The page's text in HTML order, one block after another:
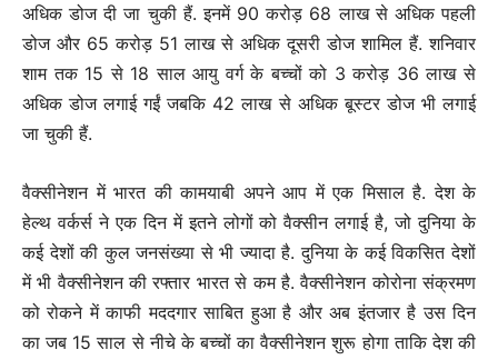
अधिक डोज दी जा चुकी हैं. इनमें 90 करोड़ 68 लाख से अधिक पहली
डोज और 65 करोड़ 51 लाख से अधिक दूसरी डोज शामिल हैं. शनिवार
शाम तक 15 से 18 साल आयु वर्ग के बच्चों को 3 करोड़ 36 लाख से
अधिक डोज लगाई गईं जबकि 42 लाख से अधिक बूस्टर डोज भी लगाई
जा चुकी हैं.
वैक्सीनेशन में भारत की कामयाबी अपने आप में एक मिसाल है. देश के
हेल्थ वर्कर्स ने एक दिन में इतने लोगों को वैक्सीन लगाई है, जो दुनिया के
कई देशों की कुल जनसंख्या से भी ज्यादा है. दुनिया के कई विकसित देशों
में भी वैक्सीनेशन की रफ्तार भारत से कम है. वैक्सीनेशन कोरोना संक्रमण
को रोकने में काफी मददगार साबित हुआ है और अब इंतजार है उस दिन
का जब 15 साल से नीचे के बच्चों का वैक्सीनेशन शुरू होगा ताकि देश की